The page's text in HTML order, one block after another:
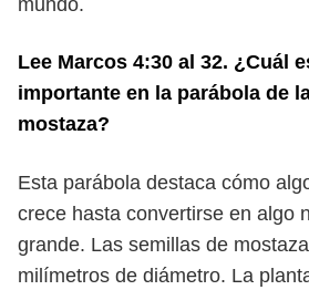
mundo.
Lee Marcos 4:30 al 32. ¿Cuál
importante en la parábola de
mostaza?
Esta parábola destaca cómo
crece hasta convertirse en algo
grande. Las semillas de
milímetros de diámetro. La